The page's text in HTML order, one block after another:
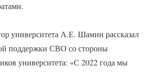
университета А.Е. Шамин рассказал
поддержки СВО со стороны
университета: «С 2022 года мы